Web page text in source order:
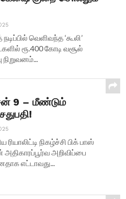
வெளிவந்த ‘கூலி’
ரூ.400 கோடி வசூல்
நிறுவனம்...
9 – மீண்டும்
ரியாலிட்டி நிகழ்ச்சி பிக் பாஸ்
அறிவிப்பை
எட்டாவது...